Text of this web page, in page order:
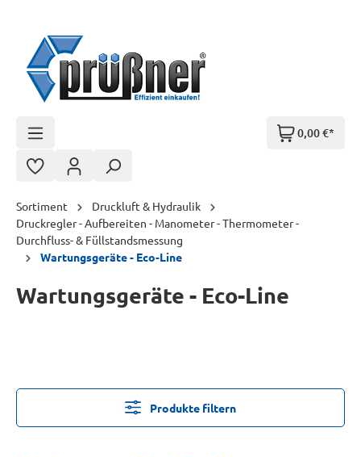
0,00 €*
Sortiment
Druckluft & Hydraulik
Druckregler - Aufbereiten - Manometer - Thermometer -
Durchfluss- & Füllstandsmessung
Wartungsgeräte - Eco-Line
Wartungsgeräte - Eco-Line
Produkte filtern